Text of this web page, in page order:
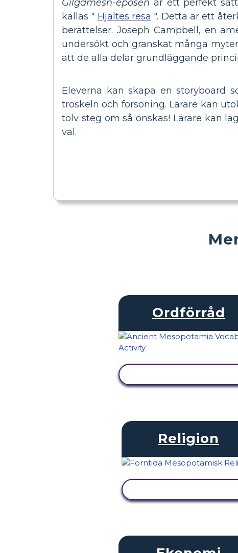
Gilgamesh-eposen är ett perfekt
kallas " Hjältes resa ". Detta är ett
berättelser. Joseph Campbell, en
undersökt och granskat många
att de alla delar grundläggande
Eleverna kan skapa en storyboard
tröskeln och försoning. Lärare kan
tolv steg om så önskas! Lärare kan
val.
Ordförråd
Religion